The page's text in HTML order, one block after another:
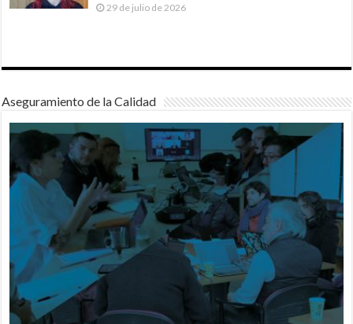
29 de julio de 2026
Aseguramiento de la Calidad